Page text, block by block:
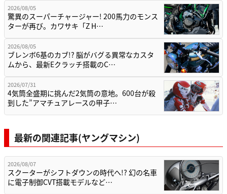
2026/08/05
驚異のスーパーチャージャー! 200馬力のモンス
ターが再び。カワサキ「Z H…
2026/08/05
ブレンボ6基のカブ!? 脳がバグる異常なカスタ
ムから、最新Eクラッチ搭載のC…
2026/07/31
4気筒全盛期に挑んだ2気筒の意地。600台が殺
到した”アマチュアレースの甲子…
最新の関連記事(ヤングマシン)
2026/08/07
スクーターがシフトダウンの時代へ!? 幻の名車
に電子制御CVT搭載モデルなど…